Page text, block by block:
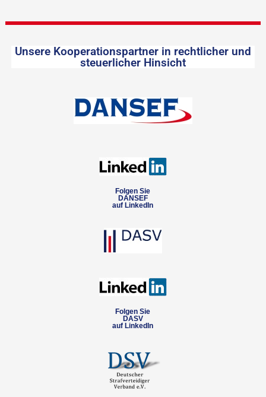
Unsere Kooperationspartner in rechtlicher und
steuerlicher Hinsicht
Folgen Sie
DANSEF
auf LinkedIn
Folgen Sie
DASV
auf LinkedIn